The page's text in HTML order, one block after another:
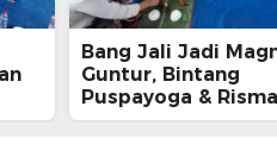
Bang Jali Jadi
Guntur, Bintang
Puspayoga & Risma
Kompak Apresiasi